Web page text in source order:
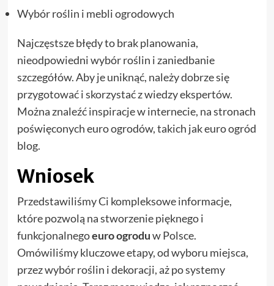
Wybór roślin i mebli ogrodowych
Najczęstsze błędy to brak planowania,
nieodpowiedni wybór roślin i zaniedbanie
szczegółów. Aby je uniknąć, należy dobrze się
przygotować i skorzystać z wiedzy ekspertów.
Można znaleźć inspiracje w internecie, na stronach
poświęconych euro ogrodów, takich jak euro ogród
blog.
Wniosek
Przedstawiliśmy Ci kompleksowe informacje,
które pozwolą na stworzenie pięknego i
funkcjonalnegoeuro ogroduw Polsce.
Omówiliśmy kluczowe etapy, od wyboru miejsca,
przez wybór roślin i dekoracji, aż po systemy